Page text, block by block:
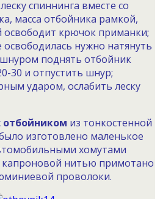
спиннинга вместе со
масса отбойника рамкой,
освободит крючок приманки;
нужно натянуть
шнуром поднять отбойник
30 и отпустить шнур;
ударом, ослабить леску
отбойником из тонкостенной
изготовлено маленькое
хомутами
капроновой нитью примотано
проволоки.